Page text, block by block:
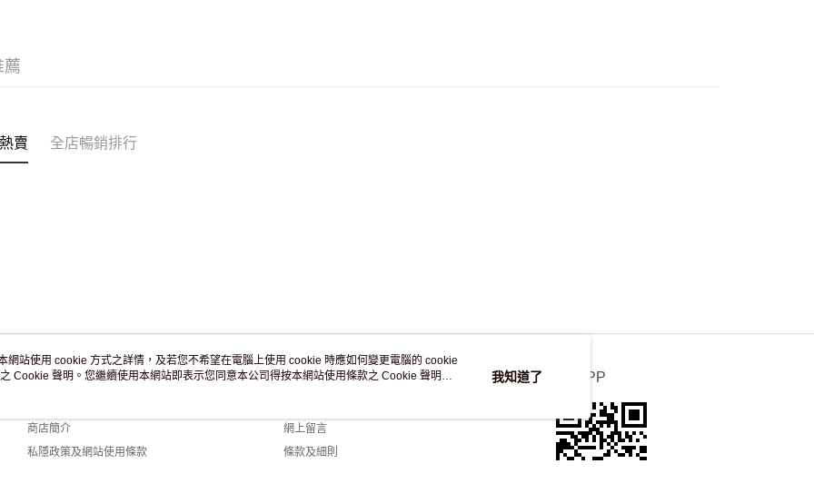
薦
賣 全店暢銷排行
關於我們
商店簡介
私隱政策及網站使用條款
客戶服務
網上留言
條款及細則
官方APP
網站使用 cookie 方式之詳情，及若您不希望在電腦上使用 cookie 時應如何變更電腦的 cookie
Cookie 聲明。您繼續使用本網站即表示您同意本公司得按本網站使用條款之 Cookie 聲明使
我知道了